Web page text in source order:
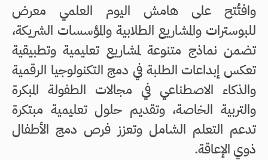
وافتُتح على هامش اليوم العلمي معرض
للبوسترات والمشاريع الطلابية والمؤسسات الشريكة،
تضمن نماذج متنوعة لمشاريع تعليمية وتطبيقية
تعكس إبداعات الطلبة في دمج التكنولوجيا الرقمية
والذكاء الاصطناعي في مجالات الطفولة المبكرة
والتربية الخاصة، وتقديم حلول تعليمية مبتكرة
تدعم التعلم الشامل وتعزز فرص دمج الأطفال
ذوي الإعاقة.